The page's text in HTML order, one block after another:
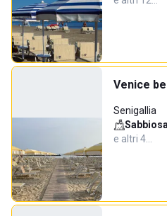
Venice
Senigallia
Sabbiosa
e altri 4…